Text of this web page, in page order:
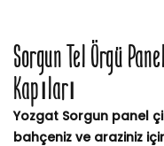
Sorgun Tel Örgü
Kapıları
Yozgat Sorgun panel
bahçeniz ve araziniz